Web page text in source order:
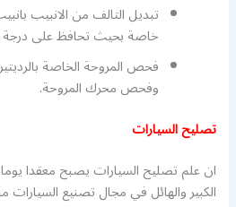
تبديل التالف من الانبيب
خاصة بحيث تحافظ على درجة
فحص المروحة الخاصة بالرديتير
وفحص محرك المروحة.
تصليح السيارات
ان علم تصليح السيارات يصبح معقدا
الكبير والهائل في مجال تصنيع السيارات